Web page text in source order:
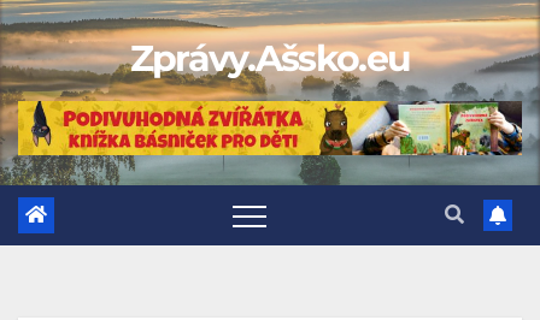
Skip
to
content
Zprávy.Ašsko.eu